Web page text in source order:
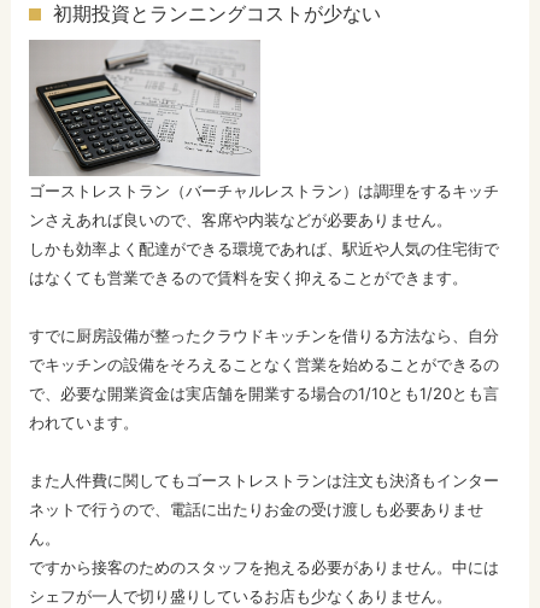
初期投資とランニングコストが少ない
ゴーストレストラン（バーチャルレストラン）は調理をするキッチ
ンさえあれば良いので、客席や内装などが必要ありません。
しかも効率よく配達ができる環境であれば、駅近や人気の住宅街で
はなくても営業できるので賃料を安く抑えることができます。
すでに厨房設備が整ったクラウドキッチンを借りる方法なら、自分
でキッチンの設備をそろえることなく営業を始めることができるの
で、必要な開業資金は実店舗を開業する場合の1/10とも1/20とも言
われています。
また人件費に関してもゴーストレストランは注文も決済もインター
ネットで行うので、電話に出たりお金の受け渡しも必要ありませ
ん。
ですから接客のためのスタッフを抱える必要がありません。中には
シェフが一人で切り盛りしているお店も少なくありません。